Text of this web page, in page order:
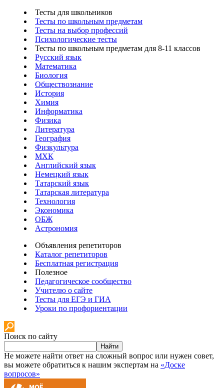
Тесты для школьников
Тесты по школьным предметам
Тесты на выбор профессий
Психологические тесты
Тесты по школьным предметам для 8-11 классов
Русский язык
Математика
Биология
Обществознание
История
Химия
Информатика
Физика
Литература
География
Физкультура
МХК
Английский язык
Немецкий язык
Татарский язык
Татарская литература
Технология
Экономика
ОБЖ
Астрономия
Объявления репетиторов
Каталог репетиторов
Бесплатная регистрация
Полезное
Педагогическое сообщество
Учителю о сайте
Тесты для ЕГЭ и ГИА
Уроки по профориентации
Поиск по сайту
Найти
Не можете найти ответ на сложный вопрос или нужен совет,
вы можете обратиться к нашим экспертам на «Доске
вопросов»